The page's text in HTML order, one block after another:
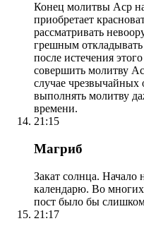
Конец молитвы Аср
приобретает
рассматривать
грешным
после истечения
совершить молитву
случае чрезвычайных
выполнять молитву
времени.
21:15
Магриб
Закат солнца. Начало
календарю. Во многих
пост было бы
21:17